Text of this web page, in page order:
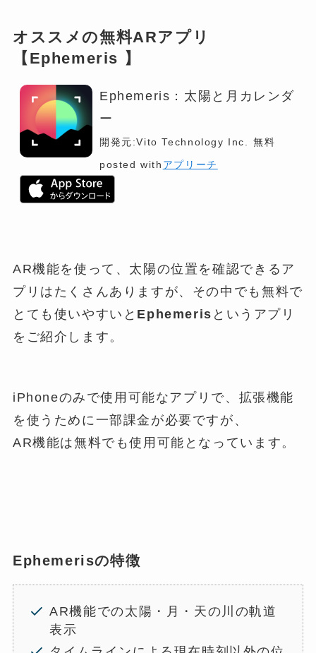
オススメの無料ARアプリ
【Ephemeris 】
Ephemeris：太陽と月カレンダ
ー
開発元:Vito Technology Inc.
無料
posted with アプリーチ
AR機能を使って、太陽の位置を確認できるア
プリはたくさんありますが、その中でも無料で
とても使いやすいと Ephemeris というアプリ
をご紹介します。
iPhoneのみで使用可能なアプリで、拡張機能
を使うために一部課金が必要ですが、
AR機能は無料でも使用可能となっています。
Ephemerisの特徴
AR機能での太陽・月・天の川の軌道
表示